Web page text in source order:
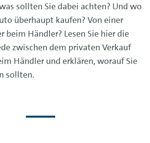
sollten Sie dabei achten? Und wo
überhaupt kaufen? Von einer
beim Händler? Lesen Sie hier die
zwischen dem privaten Verkauf
Händler und erklären, worauf Sie
sollten.